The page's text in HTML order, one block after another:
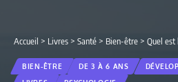
Accueil > Livres > Santé > Bien-être> Quel est le
BIEN-ÊTRE DE 3 À 6 ANS